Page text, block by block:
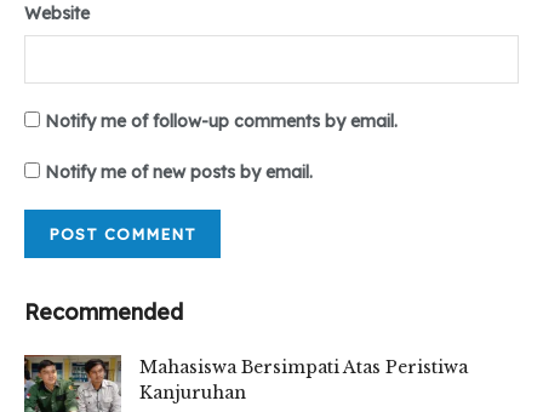
Website
Notify me of follow-up comments by email.
Notify me of new posts by email.
Recommended
Mahasiswa Bersimpati Atas Peristiwa
Kanjuruhan